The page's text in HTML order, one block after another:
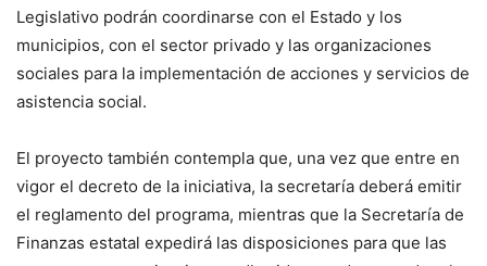
Legislativo podrán coordinarse con el Estado y los
municipios, con el sector privado y las organizaciones
sociales para la implementación de acciones y servicios de
asistencia social.
El proyecto también contempla que, una vez que entre en
vigor el decreto de la iniciativa, la secretaría deberá emitir
el reglamento del programa, mientras que la Secretaría de
Finanzas estatal expedirá las disposiciones para que las